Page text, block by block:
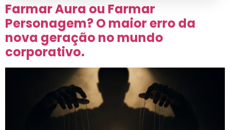
Farmar Aura ou Farmar
Personagem? O maior erro da
nova geração no mundo
corporativo.